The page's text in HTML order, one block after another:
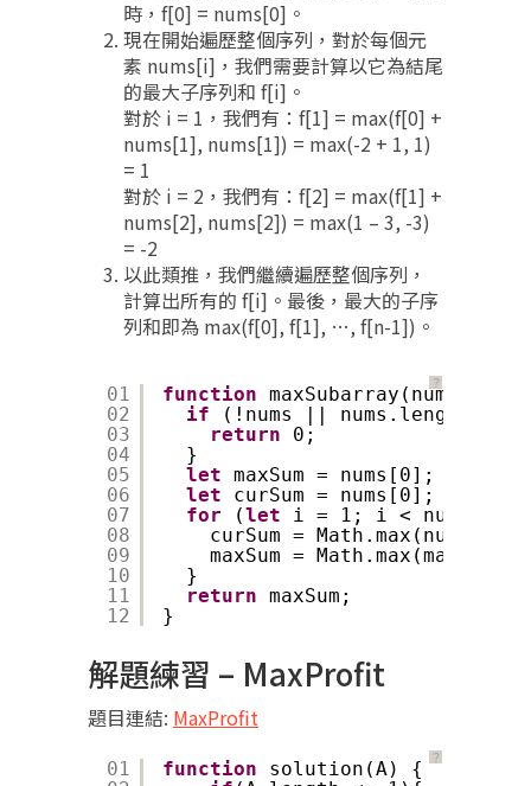
時，f[0] = nums[0]。
現在開始遍歷整個序列，對於每個元
素 nums[i]，我們需要計算以它為結尾
的最大子序列和 f[i]。
對於 i = 1，我們有：f[1] = max(f[0] +
nums[1], nums[1]) = max(-2 + 1, 1)
= 1
對於 i = 2，我們有：f[2] = max(f[1] +
nums[2], nums[2]) = max(1 – 3, -3)
= -2
以此類推，我們繼續遍歷整個序列，
計算出所有的 f[i]。最後，最大的子序
列和即為 max(f[0], f[1], …, f[n-1])。
？
01
02
03
04
05
06
07
08
09
10
11
12
function maxSubarray(nums) {
if
(!nums || nums.length
return
0;
}
let maxSum = nums[0];
let
curSum = nums[0];
for
(let
i = 1; i <
curSum =
maxSum = Math.max(maxSum,
}
return maxSum;
}
解題練習 – MaxProfit
題目連結: MaxProfit
？
01
function
solution(A) {